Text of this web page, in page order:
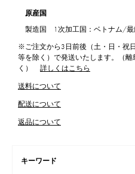
原産国
製造国 1次加工国：ベトナム/最
※ご注文から3日前後（土・日・祝
等を除く）で発送いたします。（
く）
詳しくはこちら
送料について
配送について
返品について
キーワード